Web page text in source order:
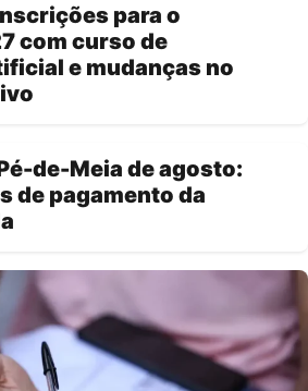
para o
com curso de
e mudanças no
de-Meia de agosto:
de pagamento da